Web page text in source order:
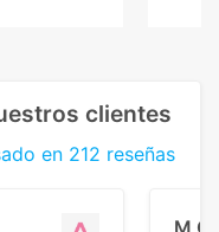
clientes
en 212 reseñas
M C